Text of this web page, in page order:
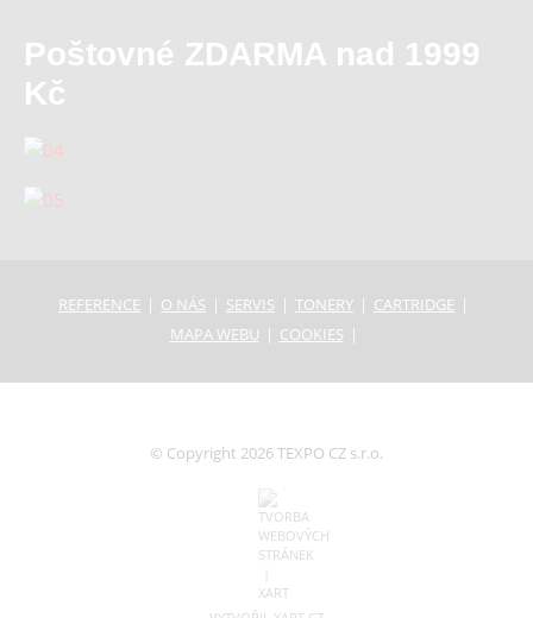
Poštovné ZDARMA nad 1999
Kč
REFERENCE O NÁS SERVIS TONERY
CARTRIDGE
MAPA WEBU
COOKIES
© Copyright 2026 TEXPO CZ s.r.o.